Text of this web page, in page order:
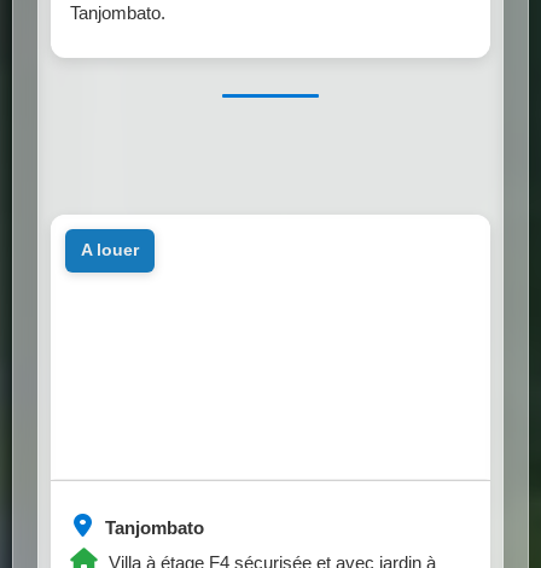
Tanjombato.
Tanjombato
Villa à étage F4 sécurisée et avec jardin à
a louer